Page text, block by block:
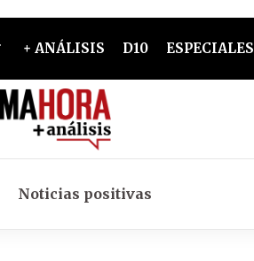
+ ANÁLISIS D10 ESPECIALES
Noticias positivas